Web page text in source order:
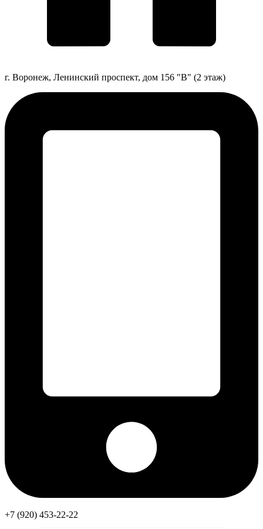
г. Воронеж, Ленинский проспект, дом 156 "В" (2 этаж)
+7 (920) 453-22-22